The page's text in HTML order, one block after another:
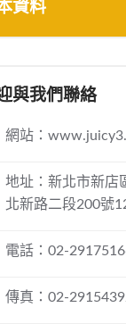
資料
與我們聯絡
網站：
地址：新北市新店
北新路二段200號
電話：02-
傳真：02-